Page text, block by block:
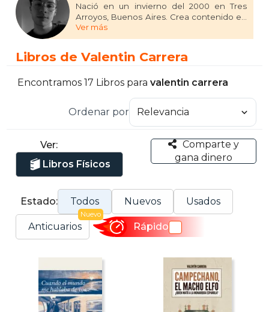
Nació en un invierno del 2000 en Tres
Arroyos, Buenos Aires. Crea contenido en
redes sociales como ‘valencarrera_’, tiene
plantas de departamento, una gata y suele
olvidar.
primer libro.
Ver más
Libros de Valentin Carrera
Encontramos 17 Libros paravalentin carrera
Ordenar por
Ver:
Libros Físicos
Comparte y
gana dinero
Estado: Todos Nuevos Usados
Anticuarios
Nuevo
Rápido